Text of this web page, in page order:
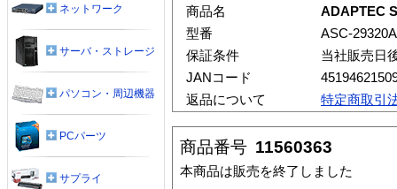
商品名
ADAPTEC
型番
ASC-
保証条件
当社販売日
JANコード
返品について
特定商取引
商品番号 11560363
本商品は販売を終了しました
ネットワーク
サーバ・ストレージ
パソコン・周辺機器
PCパーツ
サプライ